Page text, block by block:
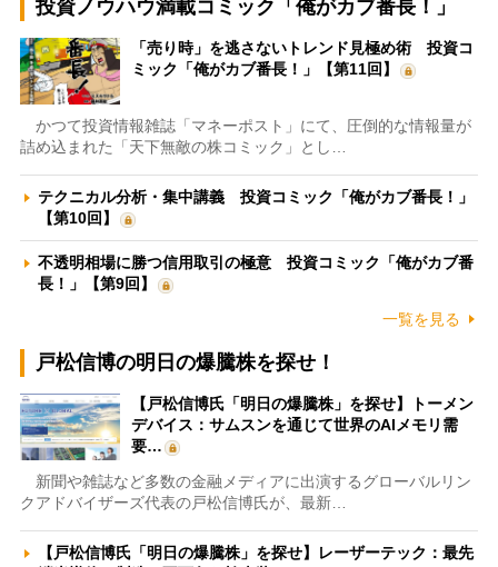
投資ノウハウ満載コミック「俺がカブ番長！」
「売り時」を逃さないトレンド見極め術 投資コ
ミック「俺がカブ番長！」【第11回】
かつて投資情報雑誌「マネーポスト」にて、圧倒的な情報量が
詰め込まれた「天下無敵の株コミック」とし…
テクニカル分析・集中講義 投資コミック「俺がカブ番長！」
【第10回】
不透明相場に勝つ信用取引の極意 投資コミック「俺がカブ番
長！」【第9回】
一覧を見る
戸松信博の明日の爆騰株を探せ！
【戸松信博氏「明日の爆騰株」を探せ】トーメン
デバイス：サムスンを通じて世界のAIメモリ需
要…
新聞や雑誌など多数の金融メディアに出演するグローバルリン
クアドバイザーズ代表の戸松信博氏が、最新…
【戸松信博氏「明日の爆騰株」を探せ】レーザーテック：最先